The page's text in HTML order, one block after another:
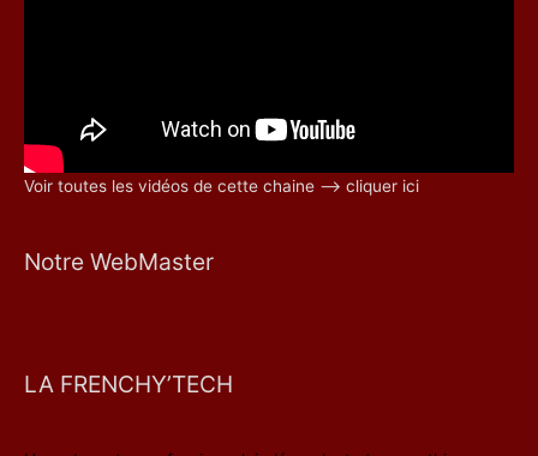
Voir toutes les vidéos de cette chaine –> cliquer ici
Notre WebMaster
LA FRENCHY’TECH